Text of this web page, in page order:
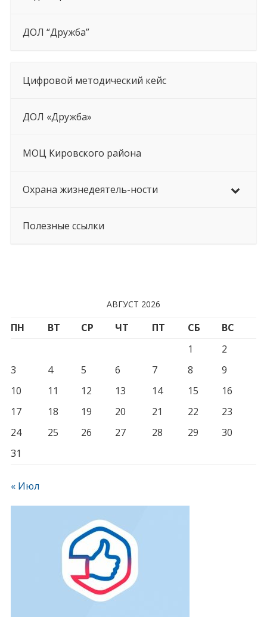
ДОЛ “Дружба”
Цифровой методический кейс
ДОЛ «Дружба»
МОЦ Кировского района
Охрана жизнедеятель-ности
Полезные ссылки
АВГУСТ 2026
ПН ВТ СР ЧТ ПТ СБ
ВС
1
2
3
4 5 6 7 8
9
10
11 12 13 14 15
16
17
18 19 20 21 22
23
24
25 26 27 28 29
30
31
« Июл